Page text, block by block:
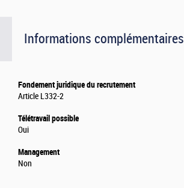
Informations complémentaires
Fondement juridique du recrutement
Article L332-2
Télétravail possible
Oui
Management
Non